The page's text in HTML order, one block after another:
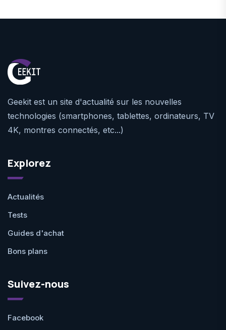
Geekit est un site d'actualité sur les nouvelles
technologies (smartphones, tablettes, ordinateurs, TV
4K, montres connectés, etc...)
Explorez
Actualités
Tests
Guides d'achat
Bons plans
Suivez-nous
Facebook